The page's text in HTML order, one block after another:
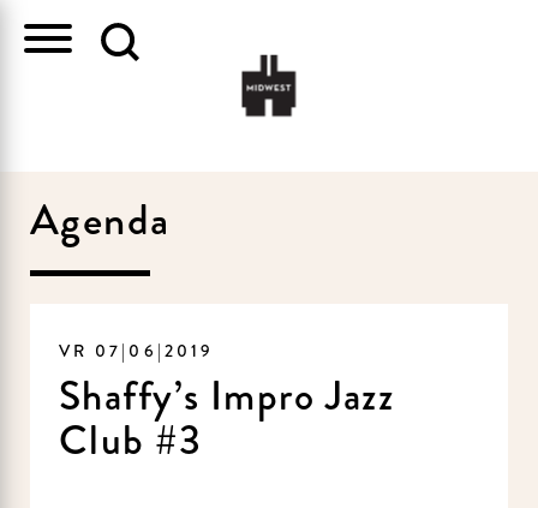
Agenda
VR 07|06|2019
Shaffy’s Impro Jazz
Club #3